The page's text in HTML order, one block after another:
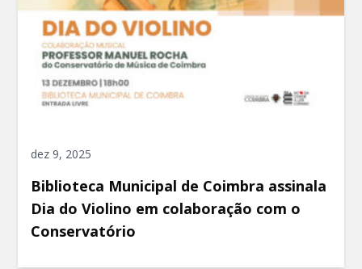
dez 9, 2025
Biblioteca Municipal de Coimbra assinala
Dia do Violino em colaboração com o
Conservatório